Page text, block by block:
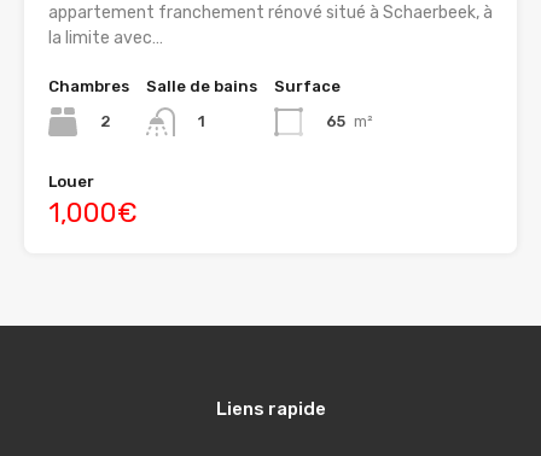
appartement franchement rénové situé à Schaerbeek, à
la limite avec…
Chambres
2
Salle de bains
1
Surface
65 m²
Louer
1,000€
Liens rapide